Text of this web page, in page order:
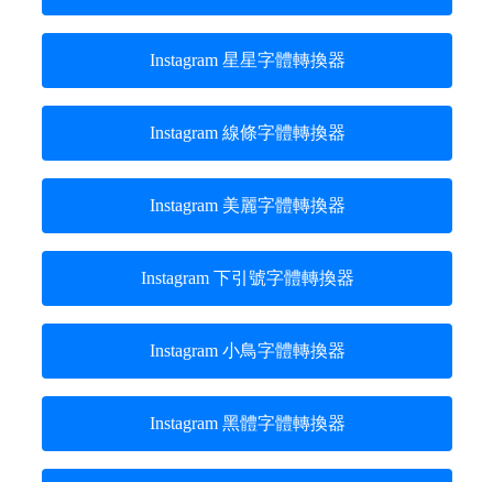
Instagram 星星字體轉換器
Instagram 線條字體轉換器
Instagram 美麗字體轉換器
Instagram 下引號字體轉換器
Instagram 小鳥字體轉換器
Instagram 黑體字體轉換器